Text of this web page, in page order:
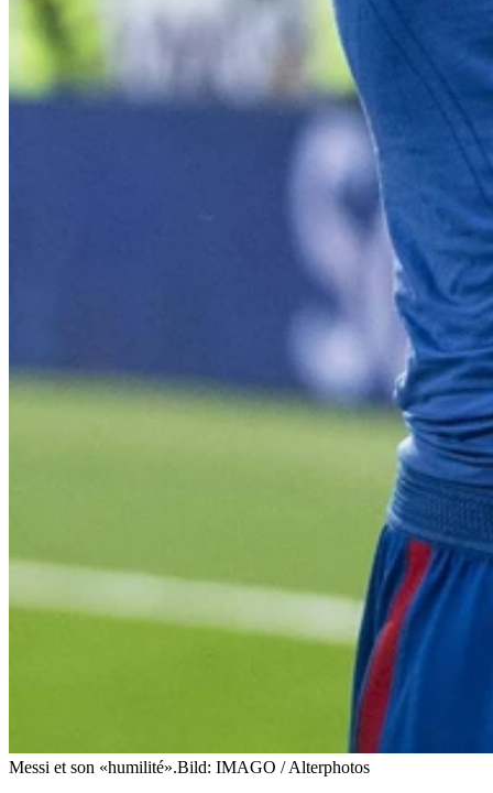
Messi et son «humilité».Bild: IMAGO / Alterphotos